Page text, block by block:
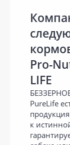
Pro-
LIFE
PureLife
к